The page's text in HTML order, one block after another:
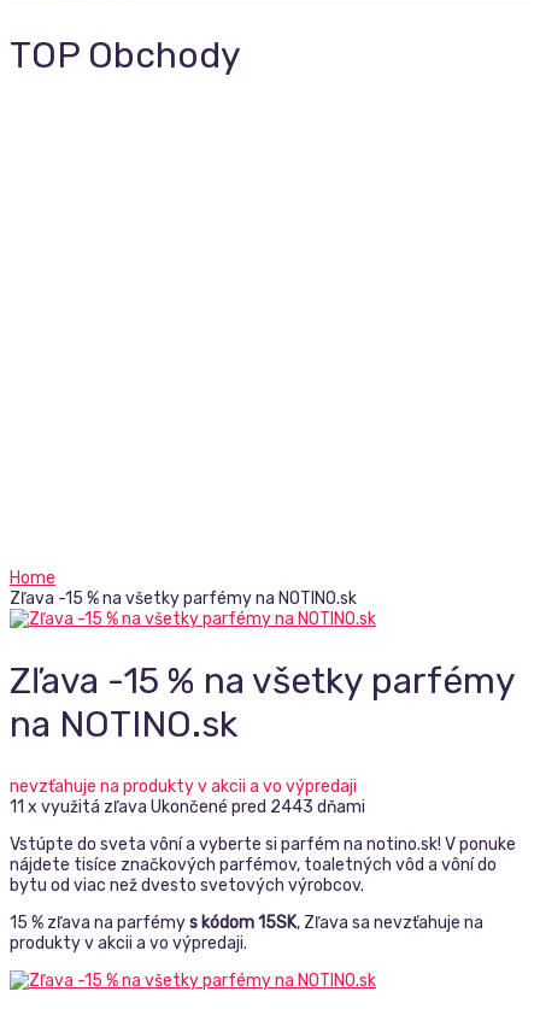
TOP Obchody
Home
Zľava -15 % na všetky parfémy na NOTINO.sk
Zľava -15 % na všetky parfémy
na NOTINO.sk
nevzťahuje na produkty v akcii a vo výpredaji
11 x využitá zľava Ukončené pred 2443 dňami
Vstúpte do sveta vôní a vyberte si parfém na notino.sk! V ponuke
nájdete tisíce značkových parfémov, toaletných vôd a vôní do
bytu od viac než dvesto svetových výrobcov.
15 % zľava na parfémys kódom 15SK, Zľava sa nevzťahuje na
produkty v akcii a vo výpredaji.